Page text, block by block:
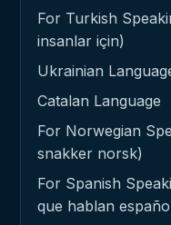
For Turkish
insanlar için)
Ukrainian
Catalan Language
For Norwegian
snakker norsk)
For Spanish
que hablan